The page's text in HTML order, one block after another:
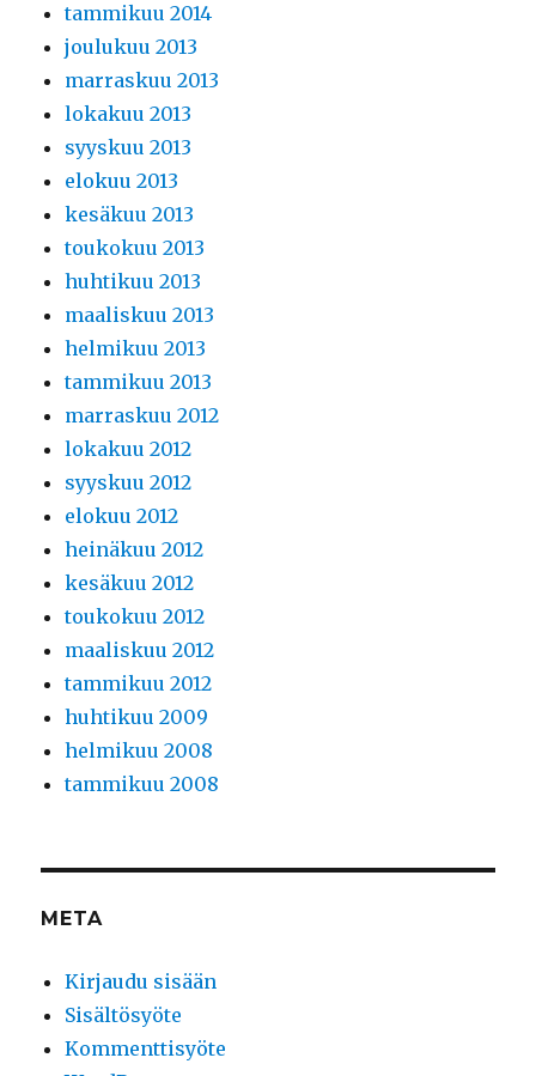
tammikuu 2014
joulukuu 2013
marraskuu 2013
lokakuu 2013
syyskuu 2013
elokuu 2013
kesäkuu 2013
toukokuu 2013
huhtikuu 2013
maaliskuu 2013
helmikuu 2013
tammikuu 2013
marraskuu 2012
lokakuu 2012
syyskuu 2012
elokuu 2012
heinäkuu 2012
kesäkuu 2012
toukokuu 2012
maaliskuu 2012
tammikuu 2012
huhtikuu 2009
helmikuu 2008
tammikuu 2008
META
Kirjaudu sisään
Sisältösyöte
Kommenttisyöte